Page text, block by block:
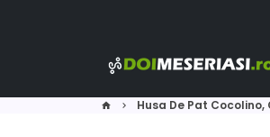
home keyboard_arrow_right Husa De Pat Cocolino,